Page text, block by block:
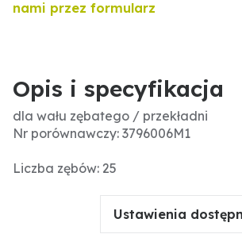
nami przez formularz
Opis i specyfikacja
dla wału zębatego / przekładni
Nr porównawczy: 3796006M1
Liczba zębów: 25
Ustawienia